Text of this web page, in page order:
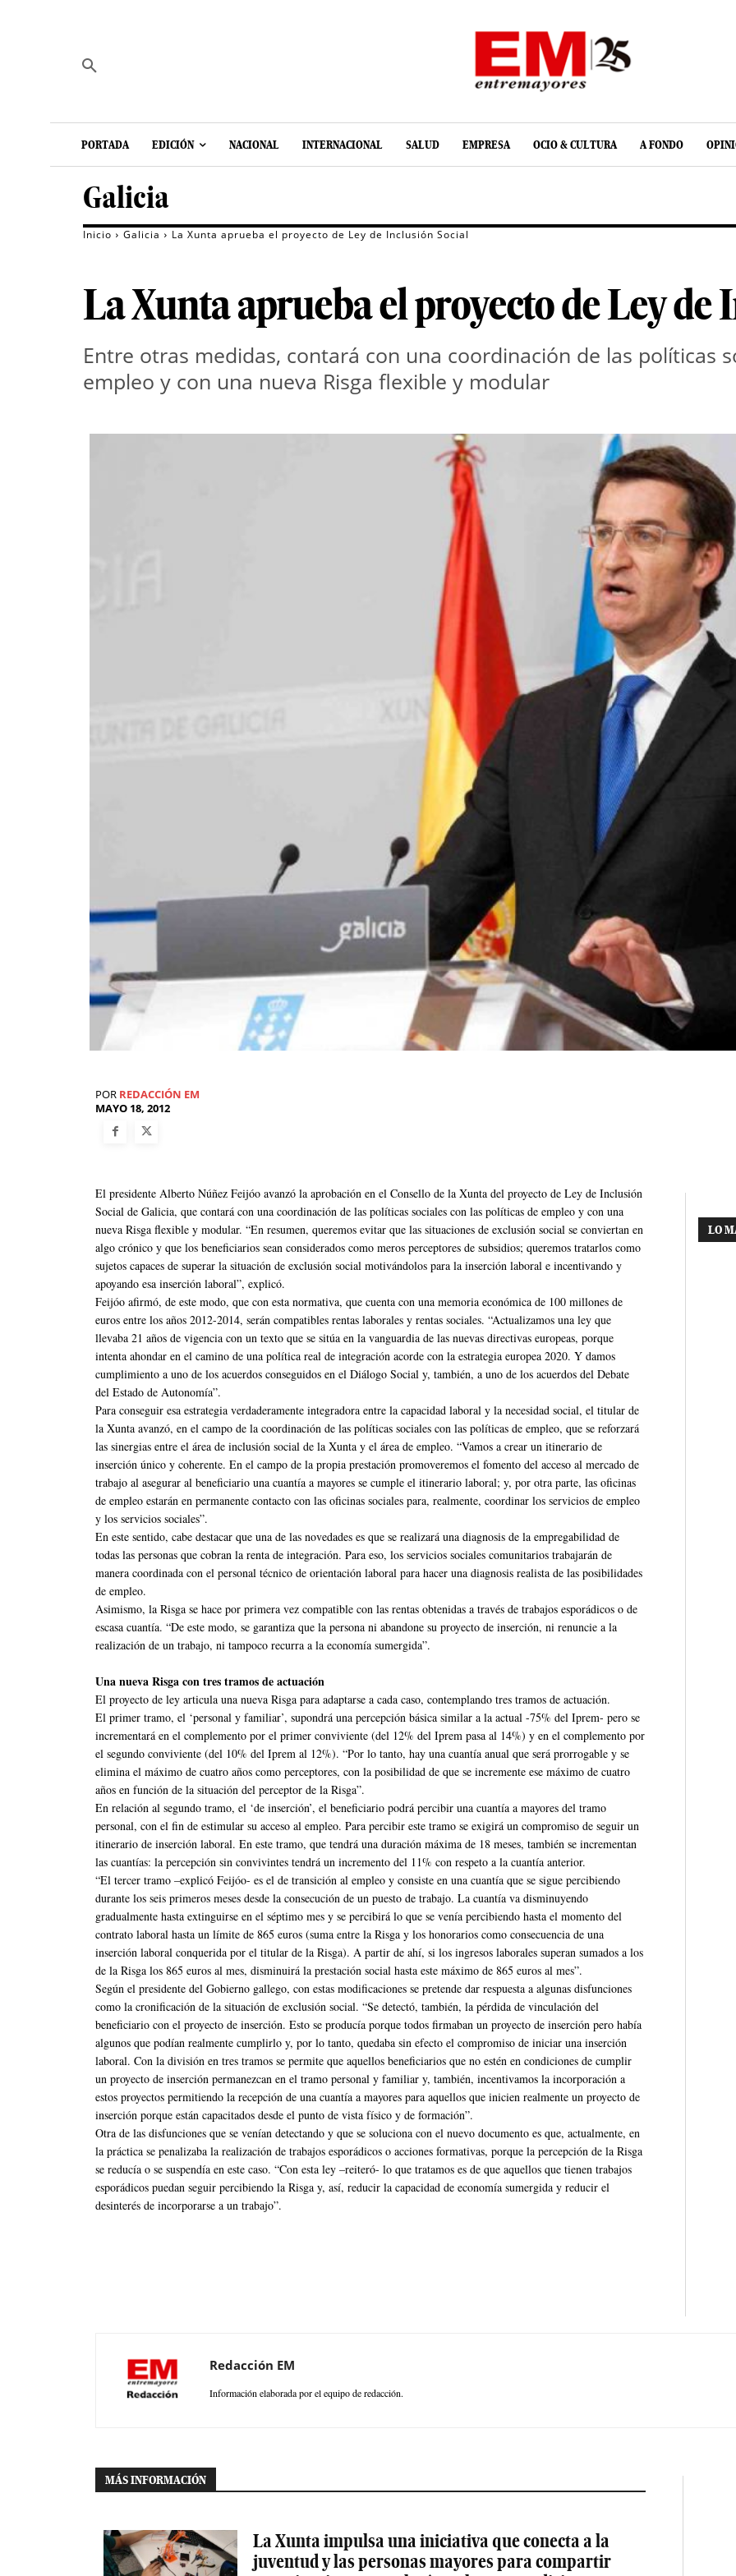
PORTADA EDICIÓN NACIONAL INTERNACIONAL SALUD EMPRESA OCIO & CULTURA A FONDO
Galicia
Inicio Galicia La Xunta aprueba el proyecto de Ley de Inclusión Social
La Xunta aprueba el proyecto de Ley de
Entre otras medidas, contará con una coordinación de las políticas
empleo y con una nueva Risga flexible y modular
POR REDACCIÓN EM
MAYO 18, 2012
El presidente Alberto Núñez Feijóo avanzó la aprobación en el Consello de la Xunta del proyecto de Ley de Inclusión
Social de Galicia, que contará con una coordinación de las políticas sociales con las políticas de empleo y con una
nueva Risga flexible y modular. “En resumen, queremos evitar que las situaciones de exclusión social se conviertan en
algo crónico y que los beneficiarios sean considerados como meros perceptores de subsidios; queremos tratarlos como
sujetos capaces de superar la situación de exclusión social motivándolos para la inserción laboral e incentivando y
apoyando esa inserción laboral”, explicó.
Feijóo afirmó, de este modo, que con esta normativa, que cuenta con una memoria económica de 100 millones de
euros entre los años 2012-2014, serán compatibles rentas laborales y rentas sociales. “Actualizamos una ley que
llevaba 21 años de vigencia con un texto que se sitúa en la vanguardia de las nuevas directivas europeas, porque
intenta ahondar en el camino de una política real de integración acorde con la estrategia europea 2020. Y damos
cumplimiento a uno de los acuerdos conseguidos en el Diálogo Social y, también, a uno de los acuerdos del Debate
del Estado de Autonomía”.
Para conseguir esa estrategia verdaderamente integradora entre la capacidad laboral y la necesidad social, el titular de
la Xunta avanzó, en el campo de la coordinación de las políticas sociales con las políticas de empleo, que se reforzará
las sinergias entre el área de inclusión social de la Xunta y el área de empleo. “Vamos a crear un itinerario de
inserción único y coherente. En el campo de la propia prestación promoveremos el fomento del acceso al mercado de
trabajo al asegurar al beneficiario una cuantía a mayores se cumple el itinerario laboral; y, por otra parte, las oficinas
de empleo estarán en permanente contacto con las oficinas sociales para, realmente, coordinar los servicios de empleo
y los servicios sociales”.
En este sentido, cabe destacar que una de las novedades es que se realizará una diagnosis de la empregabilidad de
todas las personas que cobran la renta de integración. Para eso, los servicios sociales comunitarios trabajarán de
manera coordinada con el personal técnico de orientación laboral para hacer una diagnosis realista de las posibilidades
de empleo.
Asimismo, la Risga se hace por primera vez compatible con las rentas obtenidas a través de trabajos esporádicos o de
escasa cuantía. “De este modo, se garantiza que la persona ni abandone su proyecto de inserción, ni renuncie a la
realización de un trabajo, ni tampoco recurra a la economía sumergida”.
Una nueva Risga con tres tramos de actuación
El proyecto de ley articula una nueva Risga para adaptarse a cada caso, contemplando tres tramos de actuación.
El primer tramo, el ‘personal y familiar’, supondrá una percepción básica similar a la actual -75% del Iprem- pero se
incrementará en el complemento por el primer conviviente (del 12% del Iprem pasa al 14%) y en el complemento por
el segundo conviviente (del 10% del Iprem al 12%). “Por lo tanto, hay una cuantía anual que será prorrogable y se
elimina el máximo de cuatro años como perceptores, con la posibilidad de que se incremente ese máximo de cuatro
años en función de la situación del perceptor de la Risga”.
En relación al segundo tramo, el ‘de inserción’, el beneficiario podrá percibir una cuantía a mayores del tramo
personal, con el fin de estimular su acceso al empleo. Para percibir este tramo se exigirá un compromiso de seguir un
itinerario de inserción laboral. En este tramo, que tendrá una duración máxima de 18 meses, también se incrementan
las cuantías: la percepción sin convivintes tendrá un incremento del 11% con respeto a la cuantía anterior.
“El tercer tramo –explicó Feijóo- es el de transición al empleo y consiste en una cuantía que se sigue percibiendo
durante los seis primeros meses desde la consecución de un puesto de trabajo. La cuantía va disminuyendo
gradualmente hasta extinguirse en el séptimo mes y se percibirá lo que se venía percibiendo hasta el momento del
contrato laboral hasta un límite de 865 euros (suma entre la Risga y los honorarios como consecuencia de una
inserción laboral conquerida por el titular de la Risga). A partir de ahí, si los ingresos laborales superan sumados a los
de la Risga los 865 euros al mes, disminuirá la prestación social hasta este máximo de 865 euros al mes”.
Según el presidente del Gobierno gallego, con estas modificaciones se pretende dar respuesta a algunas disfunciones
como la cronificación de la situación de exclusión social. “Se detectó, también, la pérdida de vinculación del
beneficiario con el proyecto de inserción. Esto se producía porque todos firmaban un proyecto de inserción pero había
algunos que podían realmente cumplirlo y, por lo tanto, quedaba sin efecto el compromiso de iniciar una inserción
laboral. Con la división en tres tramos se permite que aquellos beneficiarios que no estén en condiciones de cumplir
un proyecto de inserción permanezcan en el tramo personal y familiar y, también, incentivamos la incorporación a
estos proyectos permitiendo la recepción de una cuantía a mayores para aquellos que inicien realmente un proyecto de
inserción porque están capacitados desde el punto de vista físico y de formación”.
Otra de las disfunciones que se venían detectando y que se soluciona con el nuevo documento es que, actualmente, en
la práctica se penalizaba la realización de trabajos esporádicos o acciones formativas, porque la percepción de la Risga
se reducía o se suspendía en este caso. “Con esta ley –reiteró- lo que tratamos es de que aquellos que tienen trabajos
esporádicos puedan seguir percibiendo la Risga y, así, reducir la capacidad de economía sumergida y reducir el
desinterés de incorporarse a un trabajo”.
LO
Redacción EM
Información elaborada por el equipo de redacción.
MÁS INFORMACIÓN
La Xunta impulsa una iniciativa que conecta a la
juventud y las personas mayores para compartir